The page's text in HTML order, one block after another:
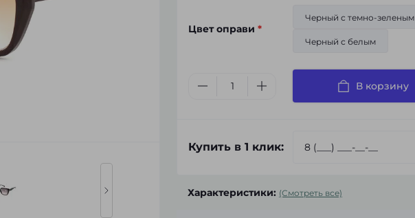
Цвет оправи *
Черный с темно-зеленым
Черный с белым
В корзину
Купить в 1 клик:
Характеристики: (Смотреть все)